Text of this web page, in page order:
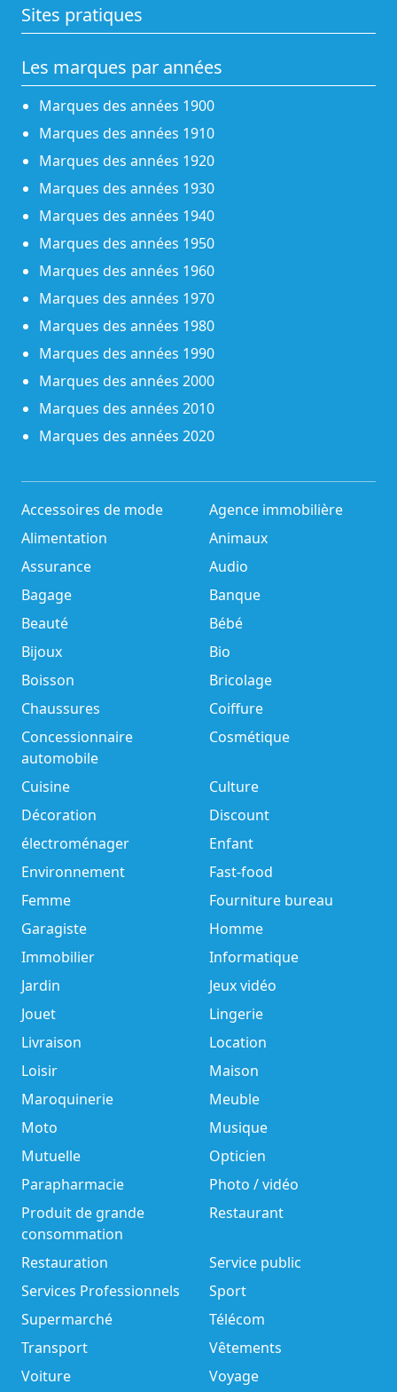
Sites pratiques
Les marques par années
Marques des années 1900
Marques des années 1910
Marques des années 1920
Marques des années 1930
Marques des années 1940
Marques des années 1950
Marques des années 1960
Marques des années 1970
Marques des années 1980
Marques des années 1990
Marques des années 2000
Marques des années 2010
Marques des années 2020
Accessoires de mode
Agence immobilière
Alimentation
Animaux
Assurance
Audio
Bagage
Banque
Beauté
Bébé
Bijoux
Bio
Boisson
Bricolage
Chaussures
Coiffure
Concessionnaire
automobile
Cosmétique
Cuisine
Culture
Décoration
Discount
électroménager
Enfant
Environnement
Fast-food
Femme
Fourniture bureau
Garagiste
Homme
Immobilier
Informatique
Jardin
Jeux vidéo
Jouet
Lingerie
Livraison
Location
Loisir
Maison
Maroquinerie
Meuble
Moto
Musique
Mutuelle
Opticien
Parapharmacie
Photo / vidéo
Produit de grande
consommation
Restaurant
Restauration
Service public
Services Professionnels
Sport
Supermarché
Télécom
Transport
Vêtements
Voiture
Voyage